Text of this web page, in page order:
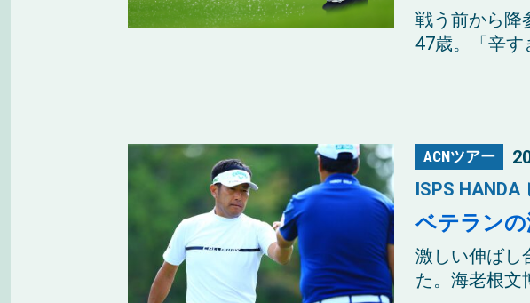
戦う前から降
47歳。「辛す
ACNツアー
ISPS HANDA
ベテランの
激しい伸ばし
た。海老根文